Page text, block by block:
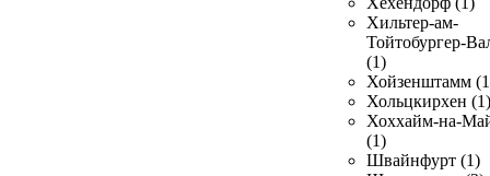
Хильтер-ам-
Тойтобургер-
(1)
Хойзенштамм
Хольцкирхен (1)
Хоххайм-на-
(1)
Швайнфурт (1)